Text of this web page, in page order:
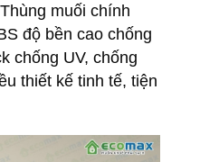
muối chính
độ bền cao chống
chống UV, chống
thiết kế tinh tế, tiện